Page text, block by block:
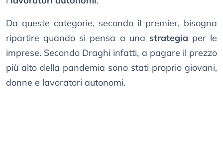
Da queste categorie, secondo il premier, bisogna
ripartire quando si pensa a una strategia per le
imprese. Secondo Draghi infatti, a pagare il prezzo
più alto della pandemia sono stati proprio giovani,
donne e lavoratori autonomi.